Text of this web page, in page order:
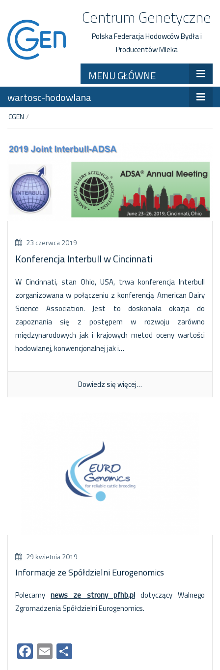
Centrum Genetyczne
Polska Federacja Hodowców Bydła i
Producentów Mleka
MENU GŁÓWNE
wartosc-hodowlana
CGEN /
23 czerwca 2019
Konferencja Interbull w Cincinnati
W Cincinnati, stan Ohio, USA, trwa konferencja Interbull
zorganizowana w połączeniu z konferencją American Dairy
Science Association. Jest to doskonała okazja do
zapoznania się z postępem w rozwoju zarówno
międzynarodowych jak i krajowych metod oceny wartości
hodowlanej, konwencjonalnej jak i…
Dowiedz się więcej…
29 kwietnia 2019
Informacje ze Spółdzielni Eurogenomics
Polecamynews ze strony pfhb.pldotyczący Walnego
Zgromadzenia Spółdzielni Eurogenomics.
Facebook
Email